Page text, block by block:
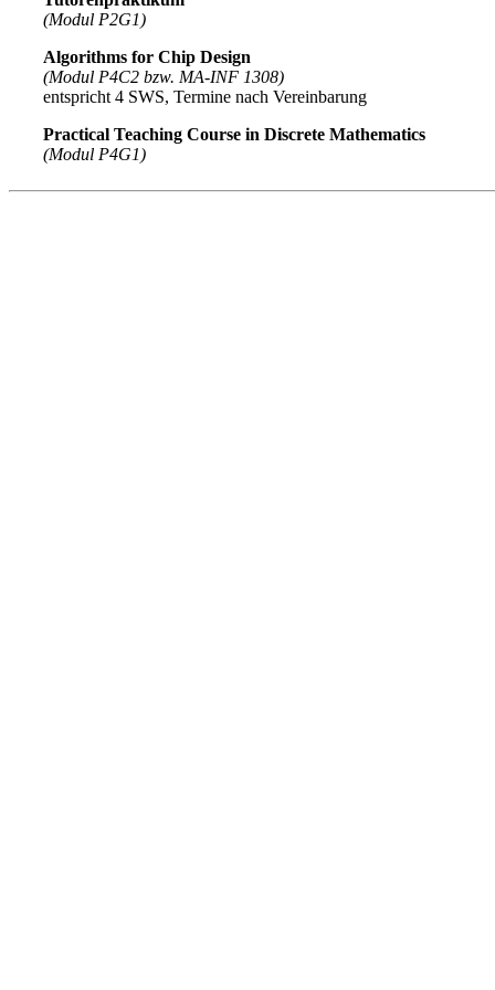
(Modul P2G1)
Algorithms for Chip Design
(Modul P4C2 bzw. MA-INF 1308)
entspricht 4 SWS, Termine nach Vereinbarung
Practical Teaching Course in Discrete Mathematics
(Modul P4G1)